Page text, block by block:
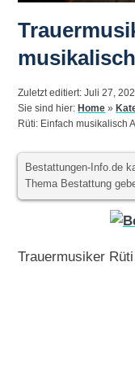
Zuletzt editiert: Juli 27,
Sie sind hier:Home »
Rüti: Einfach musikalisch
Bestattungen-Info.de
Thema Bestattung
Trauermusiker